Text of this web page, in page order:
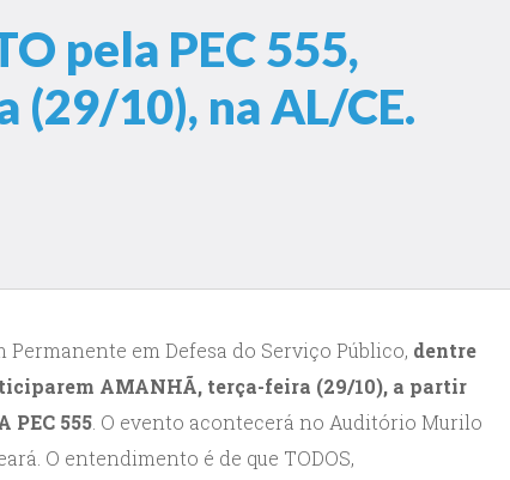
pela PEC 555,
10), na AL/CE.
em Defesa do Serviço Público, dentre
AMANHÃ, terça-feira (29/10), a partir
PEC 555. O evento acontecerá no Auditório Murilo
O entendimento é de que TODOS,